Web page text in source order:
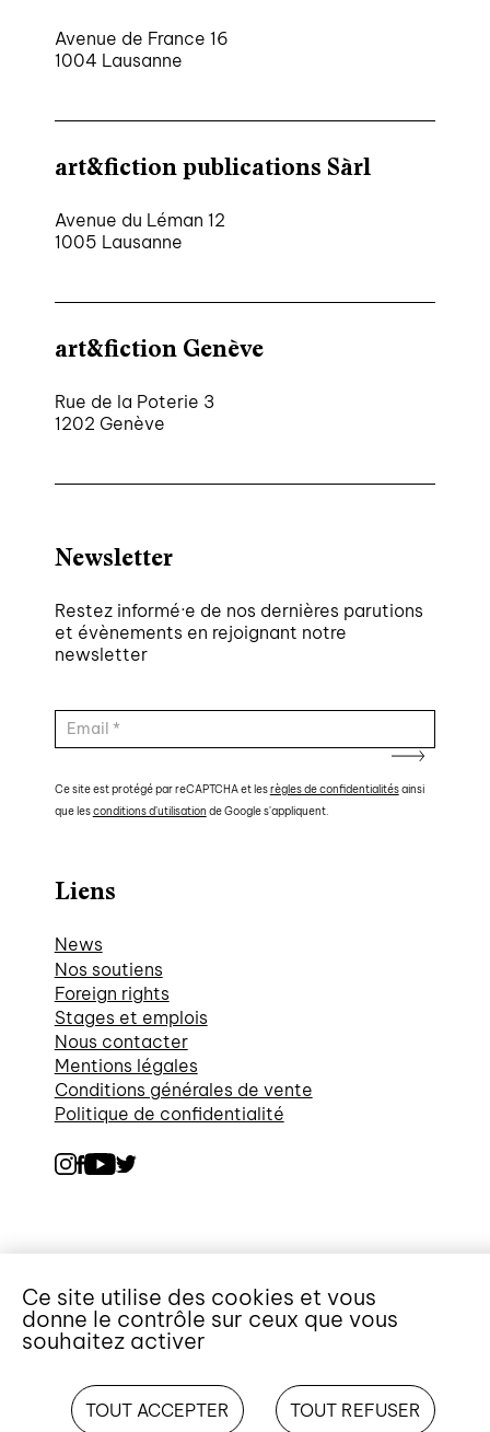
Avenue de France 16
1004 Lausanne
art&fiction publications Sàrl
Avenue du Léman 12
1005 Lausanne
art&fiction Genève
Rue de la Poterie 3
1202 Genève
Newsletter
Restez informé·e de nos dernières parutions
et évènements en rejoignant notre
newsletter
Ce site est protégé par reCAPTCHA et lesrègles de confidentialitésainsi
que lesconditions d'utilisation de Google s'appliquent.
Liens
News
Nos soutiens
Foreign rights
Stages et emplois
Nous contacter
Mentions légales
Conditions générales de vente
Politique de confidentialité
Ce site utilise des cookies et vous
donne le contrôle sur ceux que vous
souhaitez activer
TOUT ACCEPTER TOUT REFUSER